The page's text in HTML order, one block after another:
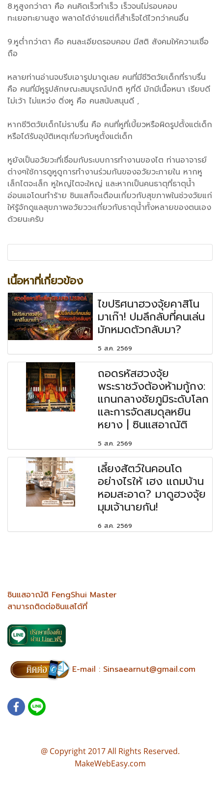
8.หูสูงกว่าตา คือ คนคิดเร็วทำเร็ว เร็วจนไม่รอบคอบ
ทะเยอทะยานสูง พลาดได้ง่ายแต่ก็สำเร็จได้ไวกว่าคนอื่น
9.หูต่ำกว่าตา คือ คนละเอียดรอบคอบ มีสติ สังคมให้ความเชื่อ
ถือ
หลายท่านอ่านจบรีบเอารูปมาดูเลย คนที่มีชีวิตวัยเด็กที่ราบรื่น
คือ คนที่มีหูรูปลักษณะสมบูรณ์ปกติ หูที่ดี มักมีเนื้อหนา เรียบดี
ไม่เว้า ไม่แหว่ง ติ่งหู คือ คนสนับสนุนดี ,
หากชีวิตวัยเด็กไม่ราบรื่น คือ คนที่หูที่เบี้ยวหรือผิดรูปตั้งแต่เด็ก
หรือได้รับอุบัติเหตุเกี่ยวกับหูตั้งแต่เด็ก
หูยังเป็นอวัยวะที่เชื่อมกับระบบการทำงานของไต ท่านอาจารย์
ต่างๆใช้การดูหูดูการทำงานร่วมกันของอวัยวะภายใน หากหู
เล็กไตจะเล็ก หูใหญ่ไตจะใหญ่ และหากเป็นคนธาตุที่ธาตุน้ำ
อ่อนแอโดนทำร้าย ซินแสก็จะเตือนเกี่ยวกับสุขภาพในช่วงวัยแก่
ให้รู้จักดูแลสุขภาพอวัยววะเกี่ยวกับธาตุน้ำทั้งหลายของตนเอง
ด้วยนะครับ
เนื้อหาที่เกี่ยวข้อง
ไขปริศนาฮวงจุ้ยคาสิโน
มาเก๊า! ปมลึกลับที่คนเล่น
มักหมดตัวกลับมา?
5 ส.ค. 2569
ถอดรหัสฮวงจุ้ย
พระราชวังต้องห้ามกู้กง:
แกนกลางชัยภูมิระดับโลก
และการจัดสมดุลหยิน
หยาง | ซินแสอาณัติ
5 ส.ค. 2569
เลี้ยงสัตว์ในคอนโด
อย่างไรให้ เฮง แถมบ้าน
หอมสะอาด? มาดูฮวงจุ้ย
มุมเจ้านายกัน!
6 ส.ค. 2569
ซินแสอาณัติ FengShui Master
สามารถติดต่อซินแสได้ที่
E-mail : Sinsaearnut@gmail.com
@ Copyright 2017 All Rights Reserved.
MakeWebEasy.com